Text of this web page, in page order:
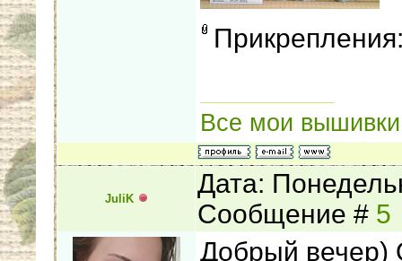
Все мои вышивки
JuliK
Дата:
Сообщение # 5
Добрый